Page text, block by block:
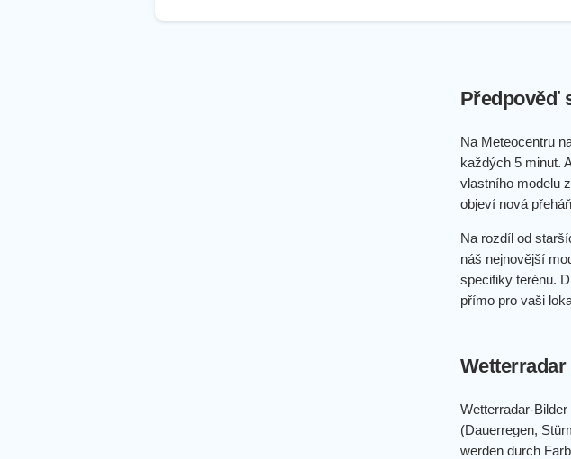
Předpověď
Na Meteocentru
každých 5 minut.
vlastního modelu
objeví nová
Na rozdíl od
náš nejnovější
specifiky terénu.
přímo pro vaši
Wetterradar-
(Dauerregen,
werden durch